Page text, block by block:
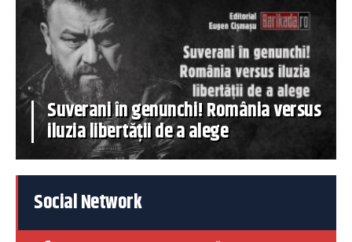
Suverani în genunchi! România versus
iluzia libertății de a alege
Social Network